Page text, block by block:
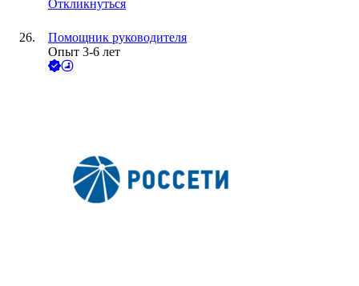
Откликнуться
Помощник руководителя
Опыт 3-6 лет